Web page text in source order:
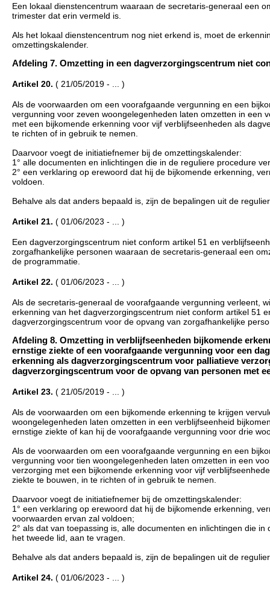
Een lokaal dienstencentrum waaraan de secretaris-generaal een
trimester dat erin vermeld is.
Als het lokaal dienstencentrum nog niet erkend is, moet de
omzettingskalender.
Afdeling 7. Omzetting in een dagverzorgingscentrum niet
Artikel 20. ( 21/05/2019 - ... )
Als de voorwaarden om een voorafgaande vergunning en een
vergunning voor zeven woongelegenheden laten omzetten in
met een bijkomende erkenning voor vijf verblijfseenheden als
te richten of in gebruik te nemen.
Daarvoor voegt de initiatiefnemer bij de omzettingskalender:
1° alle documenten en inlichtingen die in de reguliere procedure
2° een verklaring op erewoord dat hij de bijkomende erkenning,
voldoen.
Behalve als dat anders bepaald is, zijn de bepalingen uit de
Artikel 21. ( 01/06/2023 - ... )
Een dagverzorgingscentrum niet conform artikel 51 en
zorgafhankelijke personen waaraan de secretaris-generaal een
de programmatie.
Artikel 22. ( 01/06/2023 - ... )
Als de secretaris-generaal de voorafgaande vergunning verleent,
erkenning van het dagverzorgingscentrum niet conform artikel 51
dagverzorgingscentrum voor de opvang van zorgafhankelijke
Afdeling 8. Omzetting in verblijfseenheden bijkomende
ernstige ziekte of een voorafgaande vergunning voor een
erkenning als dagverzorgingscentrum voor palliatieve
dagverzorgingscentrum voor de opvang van personen met
Artikel 23. ( 21/05/2019 - ... )
Als de voorwaarden om een bijkomende erkenning te krijgen
woongelegenheden laten omzetten in een verblijfseenheid
ernstige ziekte of kan hij de voorafgaande vergunning voor drie
Als de voorwaarden om een voorafgaande vergunning en een
vergunning voor tien woongelegenheden laten omzetten in een
verzorging met een bijkomende erkenning voor vijf
ziekte te bouwen, in te richten of in gebruik te nemen.
Daarvoor voegt de initiatiefnemer bij de omzettingskalender:
1° een verklaring op erewoord dat hij de bijkomende erkenning,
voorwaarden ervan zal voldoen;
2° als dat van toepassing is, alle documenten en inlichtingen die
het tweede lid, aan te vragen.
Behalve als dat anders bepaald is, zijn de bepalingen uit de
Artikel 24. ( 01/06/2023 - ... )